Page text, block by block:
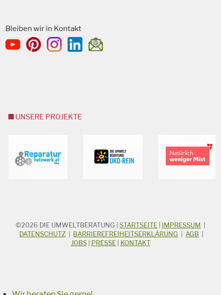
Bleiben wir in Kontakt
UNSERE PROJEKTE
STICHWORTSUCHE
Suchbegriff
©2026 DIE UMWELTBERATUNG STARTSEITE IMPRESSUM
DATENSCHUTZ
BARRIEREFREIHEITSERKLÄRUNG AGB
JOBS| PRESSE| KONTAKT